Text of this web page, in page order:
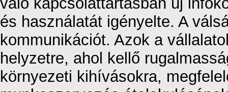
és használatát igényelte. A
kommunikációt. Azok a
helyzetre, ahol kellő
környezeti kihívásokra,